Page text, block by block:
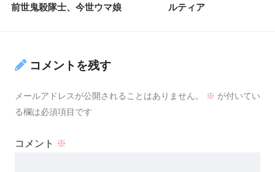
前世鬼殺隊士、今世ウマ娘
ルティア
コメントを残す
メールアドレスが公開されることはありません。 ※ が付いてい
る欄は必須項目です
コメント ※